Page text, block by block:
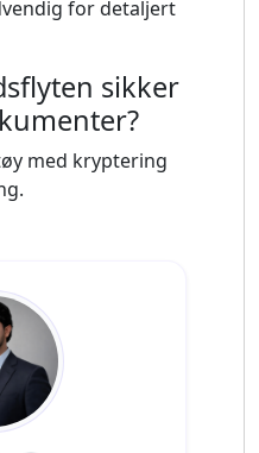
for detaljert
sikker
med kryptering